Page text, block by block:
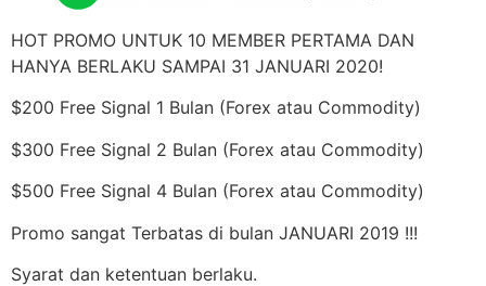
HOT PROMO UNTUK 10 MEMBER PERTAMA DAN
HANYA BERLAKU SAMPAI 31 JANUARI 2020!
$200 Free Signal 1 Bulan (Forex atau Commodity)
$300 Free Signal 2 Bulan (Forex atau Commodity)
$500 Free Signal 4 Bulan (Forex atau Commodity)
Promo sangat Terbatas di bulan JANUARI 2019 !!!
Syarat dan ketentuan berlaku.